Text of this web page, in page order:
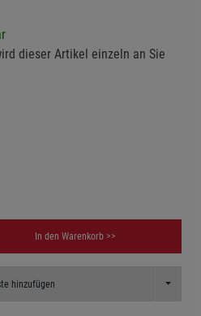
dieser Artikel einzeln an Sie
In den Warenkorb >>
hinzufügen Toggle